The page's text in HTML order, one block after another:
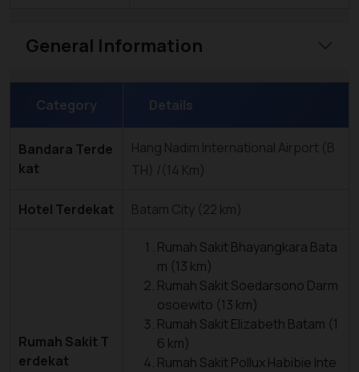
General Information
Category Details
Bandara Terde
kat
Hang Nadim International Airport (B
TH) /(14 Km)
Hotel Terdekat Batam City (22 km)
Rumah Sakit T
erdekat
Rumah Sakit Bhayangkara Bata
m (13 km)
Rumah Sakit Soedarsono Darm
osoewito (13 km)
Rumah Sakit Elizabeth Batam (1
6 km)
Rumah Sakit Pollux Habibie Inte